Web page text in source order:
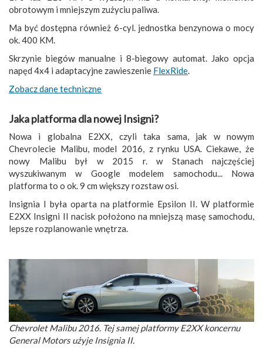
obrotowym i mniejszym zużyciu paliwa.
Ma być dostępna również 6-cyl. jednostka benzynowa o mocy
ok. 400 KM.
Skrzynie biegów manualne i 8-biegowy automat. Jako opcja
napęd 4x4 i adaptacyjne zawieszenie FlexRide.
Zobacz dane techniczne
Jaka platforma dla nowej Insigni?
Nowa i globalna E2XX, czyli taka sama, jak w nowym
Chevrolecie Malibu, model 2016, z rynku USA. Ciekawe, że
nowy Malibu był w 2015 r. w Stanach najczęściej
wyszukiwanym w Google modelem samochodu... Nowa
platforma to o ok. 9 cm większy rozstaw osi.
Insignia I była oparta na platformie Epsilon II. W platformie
E2XX Insigni II nacisk położono na mniejszą masę samochodu,
lepsze rozplanowanie wnętrza.
Chevrolet Malibu 2016. Tej samej platformy E2XX koncernu
General Motors użyje Insignia II.